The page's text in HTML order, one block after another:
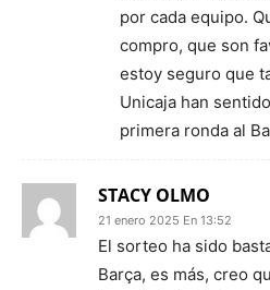
por cada equipo.
compro, que son
estoy seguro que
Unicaja han
primera ronda al
STACY OLMO
21 enero 2025 En 13:52
El sorteo ha sido
Barça, es más, creo